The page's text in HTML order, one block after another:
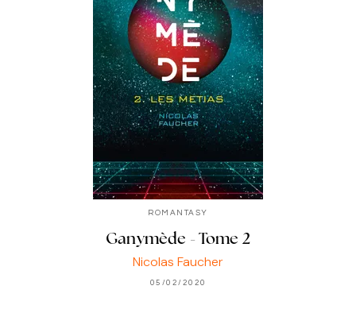
ROMANTASY
Ganymède - Tome 2
Nicolas Faucher
05/02/2020